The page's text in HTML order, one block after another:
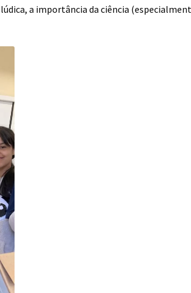
a importância da ciência